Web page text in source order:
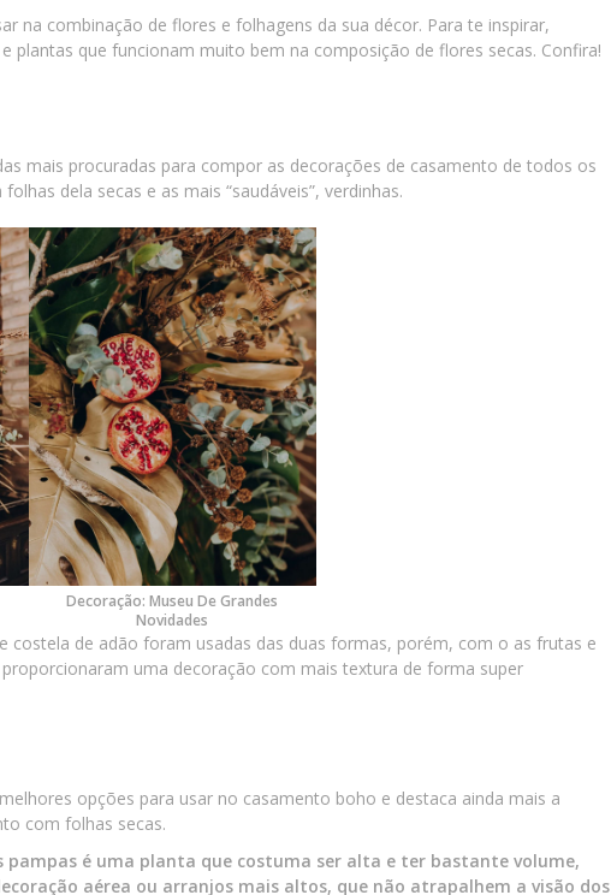
na combinação de flores e folhagens da sua décor. Para te inspirar,
plantas que funcionam muito bem na composição de flores secas. Confira!
mais procuradas para compor as decorações de casamento de todos os
dela secas e as mais “saudáveis”, verdinhas.
Decoração: Museu De Grandes
Novidades
costela de adão foram usadas das duas formas, porém, com o as frutas e
uma decoração com mais textura de forma super
opções para usar no casamento boho e destaca ainda mais a
com folhas secas.
pampas é uma planta que costuma ser alta e ter bastante volume,
aérea ou arranjos mais altos, que não atrapalhem a visão dos